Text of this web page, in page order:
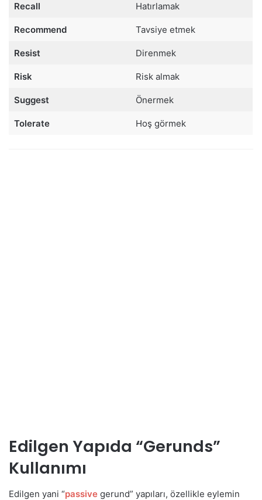
Recall Hatırlamak
Recommend Tavsiye etmek
Resist Direnmek
Risk Risk almak
Suggest Önermek
Tolerate Hoş görmek
Edilgen Yapıda “Gerunds”
Kullanımı
Edilgen yani “passive gerund” yapıları, özellikle eylemin